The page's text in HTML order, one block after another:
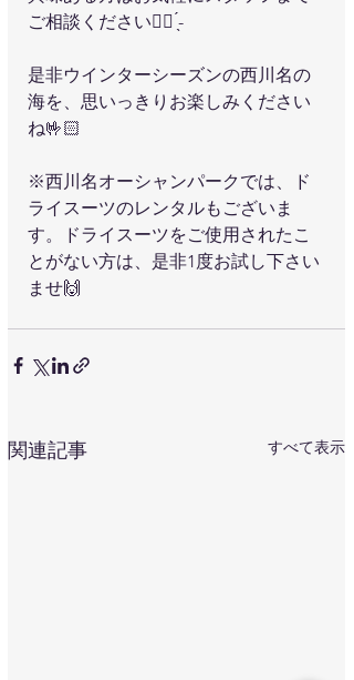
ご相談ください👂🏻 ̖́-‬
是非ウインターシーズンの西川名の
海を、思いっきりお楽しみください
ね🤟🏻
※西川名オーシャンパークでは、ド
ライスーツのレンタルもございま
す。ドライスーツをご使用されたこ
とがない方は、是非1度お試し下さい
ませ🙌
関連記事 すべて表示